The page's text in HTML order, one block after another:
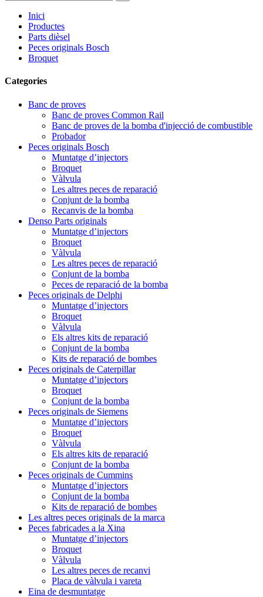
Inici
Productes
Parts dièsel
Peces originals Bosch
Broquet
Categories
Banc de proves
Banc de proves Common Rail
Banc de proves de la bomba d'injecció de combustible
Probador
Peces originals Bosch
Muntatge d’injectors
Broquet
Vàlvula
Les altres peces de reparació
Conjunt de la bomba
Recanvis de la bomba
Denso Parts originals
Muntatge d’injectors
Broquet
Vàlvula
Les altres peces de reparació
Conjunt de la bomba
Peces de reparació de la bomba
Peces originals de Delphi
Muntatge d’injectors
Broquet
Vàlvula
Els altres kits de reparació
Conjunt de la bomba
Kits de reparació de bombes
Peces originals de Caterpillar
Muntatge d’injectors
Broquet
Conjunt de la bomba
Peces originals de Siemens
Muntatge d’injectors
Broquet
Vàlvula
Els altres kits de reparació
Conjunt de la bomba
Peces originals de Cummins
Muntatge d’injectors
Conjunt de la bomba
Kits de reparació de bombes
Les altres peces originals de la marca
Peces fabricades a la Xina
Muntatge d’injectors
Broquet
Vàlvula
Les altres peces de recanvi
Placa de vàlvula i vareta
Eina de desmuntatge